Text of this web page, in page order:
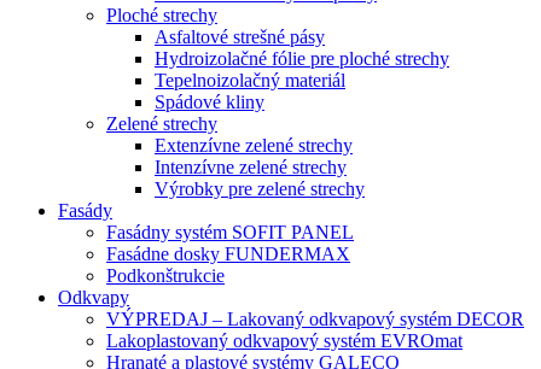
Ploché strechy
Asfaltové strešné pásy
Hydroizolačné fólie pre ploché strechy
Tepelnoizolačný materiál
Spádové kliny
Zelené strechy
Extenzívne zelené strechy
Intenzívne zelené strechy
Výrobky pre zelené strechy
Fasády
Fasádny systém SOFIT PANEL
Fasádne dosky FUNDERMAX
Podkonštrukcie
Odkvapy
VÝPREDAJ – Lakovaný odkvapový systém DECOR
Lakoplastovaný odkvapový systém EVROmat
Hranaté a plastové systémy GALECO